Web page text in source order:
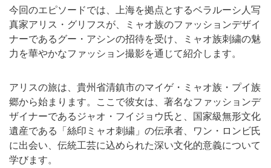
今回のエピソードでは、上海を拠点とするベラルーシ人写
真家アリス・グリフスが、ミャオ族のファッションデザイ
ナーであるグー・アシンの招待を受け、ミャオ族刺繍の魅
力を華やかなファッション撮影を通じて紹介します。
アリスの旅は、貴州省清鎮市のマイゲ・ミャオ族・プイ族
郷から始まります。ここで彼女は、著名なファッションデ
ザイナーであるジャオ・フイジョウ氏と、国家級無形文化
遺産である「絲印ミャオ刺繍」の伝承者、ワン・ロンビ氏
に出会い、伝統工芸に込められた深い文化的意義について
学びます。